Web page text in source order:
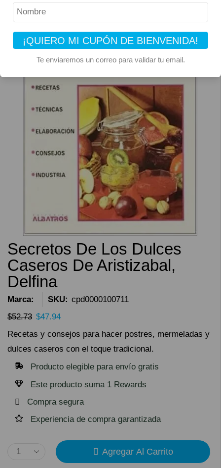
¡QUIERO MI CUPÓN DE BIENVENIDA!
Te enviaremos un correo para validar tu email.
Secretos De Los Dulces
Caseros De Aristizabal,
Delfina
Marca: SKU: cpd0000100711
$52.73 $47.94
Recetas y consejos para hacer postres, mermeladas y
dulces caseros con el toque tradicional.
Producto elegible para envío gratis
Este producto suma 1 Rewards
Compra segura
Experiencia de compra garantizada
Agregar Al Carrito